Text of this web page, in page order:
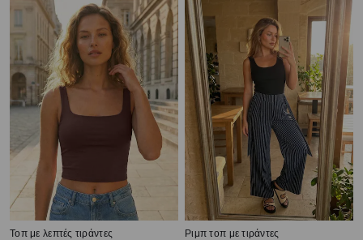
Τοπ με λεπτές τιράντες Ριμπ τοπ με τιράντες